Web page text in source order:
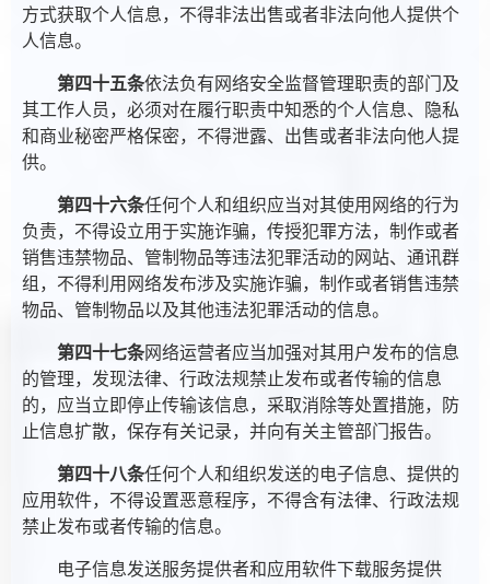
方式获取个人信息，不得非法出售或者非法向他人提供个
人信息。
第四十五条依法负有网络安全监督管理职责的部门及
其工作人员，必须对在履行职责中知悉的个人信息、隐私
和商业秘密严格保密，不得泄露、出售或者非法向他人提
供。
第四十六条任何个人和组织应当对其使用网络的行为
负责，不得设立用于实施诈骗，传授犯罪方法，制作或者
销售违禁物品、管制物品等违法犯罪活动的网站、通讯群
组，不得利用网络发布涉及实施诈骗，制作或者销售违禁
物品、管制物品以及其他违法犯罪活动的信息。
第四十七条网络运营者应当加强对其用户发布的信息
的管理，发现法律、行政法规禁止发布或者传输的信息
的，应当立即停止传输该信息，采取消除等处置措施，防
止信息扩散，保存有关记录，并向有关主管部门报告。
第四十八条任何个人和组织发送的电子信息、提供的
应用软件，不得设置恶意程序，不得含有法律、行政法规
禁止发布或者传输的信息。
电子信息发送服务提供者和应用软件下载服务提供